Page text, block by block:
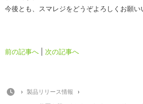
今後とも、スマレジをどうぞよろしくお願い
前の記事へ 次の記事へ
HOME
› 製品リリース情報
›